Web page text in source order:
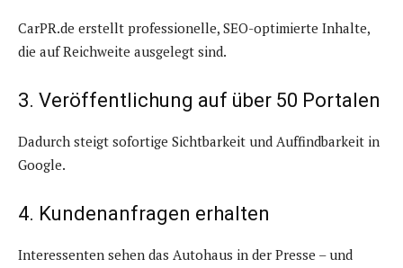
CarPR.de erstellt professionelle, SEO-optimierte Inhalte,
die auf Reichweite ausgelegt sind.
3. Veröffentlichung auf über 50 Portalen
Dadurch steigt sofortige Sichtbarkeit und Auffindbarkeit in
Google.
4. Kundenanfragen erhalten
Interessenten sehen das Autohaus in der Presse – und